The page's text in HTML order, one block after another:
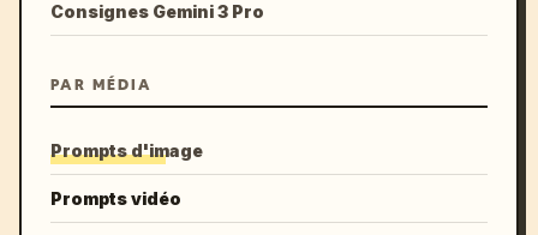
Consignes Gemini 3 Pro
PAR MÉDIA
Prompts d'image
Prompts vidéo